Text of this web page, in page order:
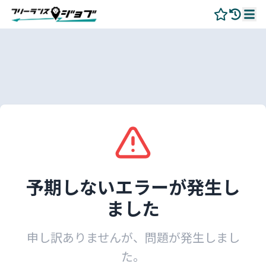
予期しないエラーが発生し
ました
申し訳ありませんが、問題が発生しまし
た。